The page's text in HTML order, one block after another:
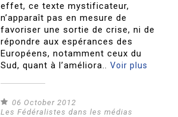
effet, ce texte mystificateur,
n’apparaît pas en mesure de
favoriser une sortie de crise, ni de
répondre aux espérances des
Européens, notamment ceux du
Sud, quant à l’améliora..Voir plus
06 October 2012
Les Fédéralistes dans les médias